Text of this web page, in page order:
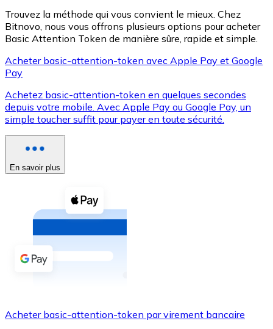
Voir toutes
Coupons crypto
Achetez des cryptomonnaies en espèces et d'autres
Virement SEPA
Acheter avec virement bancaire
Acheter avec carte
Trouvez la méthode qui vous convient le mieux. Chez
Bitnovo, nous vous offrons plusieurs options pour acheter
Basic Attention Token de manière sûre, rapide et simple.
Acheter basic-attention-token avec Apple Pay et Google
Pay
Achetez basic-attention-token en quelques secondes
depuis votre mobile. Avec Apple Pay ou Google Pay, un
simple toucher suffit pour payer en toute sécurité.
En savoir plus
Acheter basic-attention-token par virement bancaire